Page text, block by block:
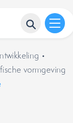
•
vormgeving